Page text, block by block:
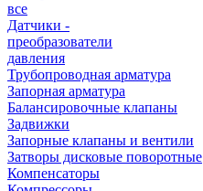
все
Датчики -
преобразователи
давления
Трубопроводная арматура
Запорная арматура
Балансировочные клапаны
Задвижки
Запорные клапаны и вентили
Затворы дисковые поворотные
Компенсаторы